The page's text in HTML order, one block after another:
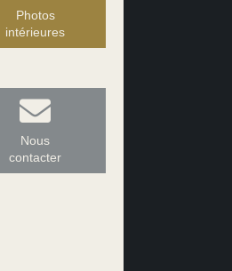
Photos
intérieures
Nous
contacter